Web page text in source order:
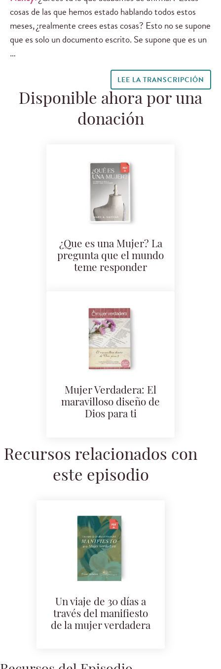
cosas de las que hemos estado hablando todos estos
meses, ¿realmente crees estas cosas? Esto no se supone
que es solo un documento escrito. Se supone que es un
…
LEE LA TRANSCRIPCIÓN
Disponible ahora por una
donación
¿Que es una Mujer? La
pregunta que el mundo
teme responder
Mujer Verdadera: El
maravilloso diseño de
Dios para ti
Recursos relacionados con
este episodio
Un viaje de 30 días a
través del manifiesto
de la mujer verdadera